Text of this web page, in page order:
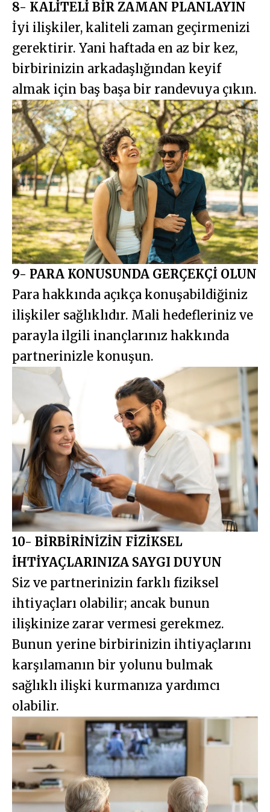
8- KALİTELİ BİR ZAMAN PLANLAYIN
İyi ilişkiler, kaliteli zaman geçirmenizi
gerektirir. Yani haftada en az bir kez,
birbirinizin arkadaşlığından keyif
almak için baş başa bir randevuya çıkın.
9- PARA KONUSUNDA GERÇEKÇİ OLUN
Para hakkında açıkça konuşabildiğiniz
ilişkiler sağlıklıdır. Mali hedefleriniz ve
parayla ilgili inançlarınız hakkında
partnerinizle konuşun.
10- BİRBİRİNİZİN FİZİKSEL
İHTİYAÇLARINIZA SAYGI DUYUN
Siz ve partnerinizin farklı fiziksel
ihtiyaçları olabilir; ancak bunun
ilişkinize zarar vermesi gerekmez.
Bunun yerine birbirinizin ihtiyaçlarını
karşılamanın bir yolunu bulmak
sağlıklı ilişki kurmanıza yardımcı
olabilir.